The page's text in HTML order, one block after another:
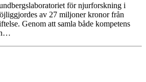
för njurforskning i
av 27 miljoner kronor från
Genom att samla både kompetens